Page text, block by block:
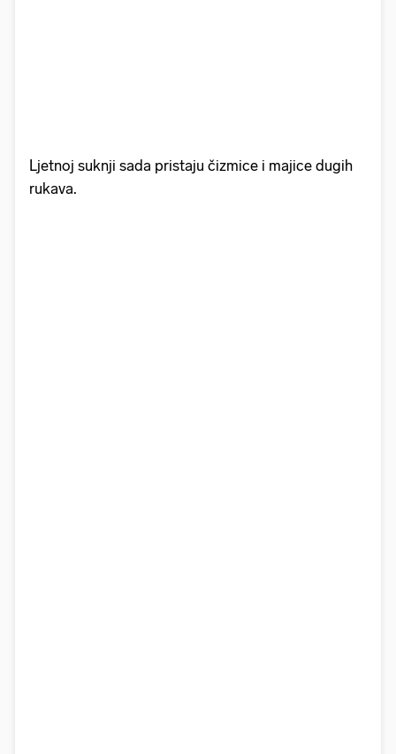
Ljetnoj suknji sada pristaju čizmice i majice dugih
rukava.